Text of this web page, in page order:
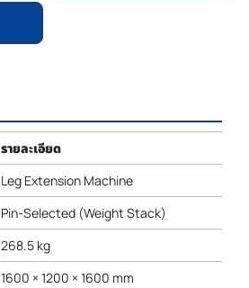
รายละเอียด
Leg Extension Machine
Pin-Selected (Weight Stack)
268.5 kg
1600 × 1200 × 1600 mm